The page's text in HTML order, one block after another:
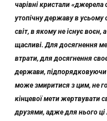
чарівні кристали «джерела
утопічну державу в усьому
світ, в якому не існує воєн,
щасливі. Для досягнення
втрати, для досягнення
держави, підпорядковуючи
може змиритися з цим, не
кінцевої мети жертвувати
друзями, адже для нього ці